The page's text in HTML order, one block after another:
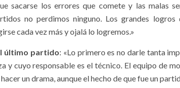
sacarse los errores que comete y las malas
no perdimos ninguno. Los grandes
cada vez más y ojalá lo logremos.»
último partido: «Lo primero es no darle tanta
y cuyo responsable es el técnico. El equipo de
un drama, aunque el hecho de que fue un